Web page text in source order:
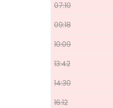
07:10
09:18
10:09
13:42
14:30
16:12